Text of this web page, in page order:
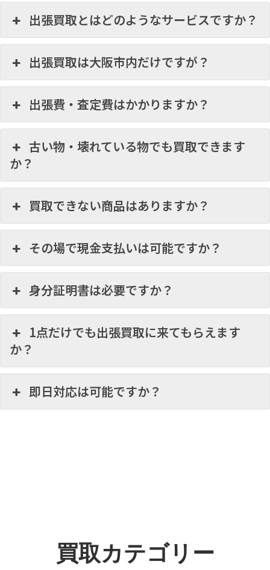
出張買取とはどのようなサービスですか？
出張買取は大阪市内だけですが？
出張費・査定費はかかりますか？
古い物・壊れている物でも買取できます
か？
買取できない商品はありますか？
その場で現金支払いは可能ですか？
身分証明書は必要ですか？
1点だけでも出張買取に来てもらえます
か？
即日対応は可能ですか？
買取カテゴリー